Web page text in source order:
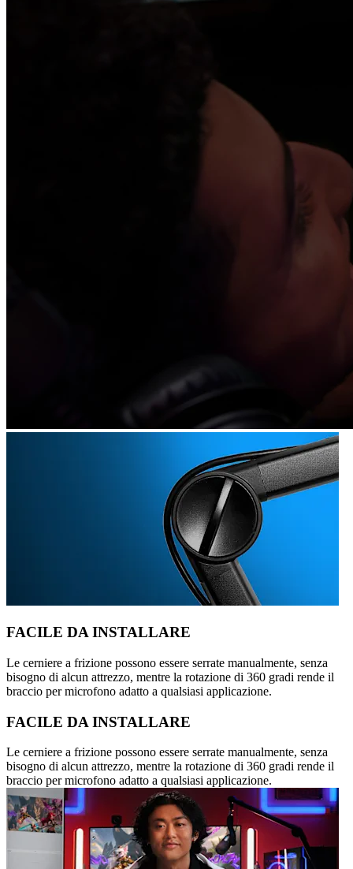
FACILE DA INSTALLARE
Le cerniere a frizione possono essere serrate manualmente, senza
bisogno di alcun attrezzo, mentre la rotazione di 360 gradi rende il
braccio per microfono adatto a qualsiasi applicazione.
FACILE DA INSTALLARE
Le cerniere a frizione possono essere serrate manualmente, senza
bisogno di alcun attrezzo, mentre la rotazione di 360 gradi rende il
braccio per microfono adatto a qualsiasi applicazione.